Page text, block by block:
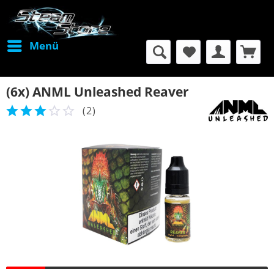
Menü
(6x) ANML Unleashed Reaver
(2)